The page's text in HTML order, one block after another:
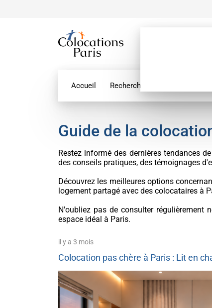
Accueil Recherche par géolocalisation
Guide de la
Restez informé des dernières tendances
des conseils pratiques, des témoignages
Découvrez les meilleures options
logement partagé avec des colocataires à
N'oubliez pas de consulter régulièrement
espace idéal à Paris.
il y a 3 mois
Colocation pas chère à Paris : Lit en